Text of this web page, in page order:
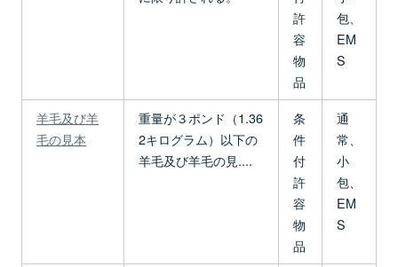
許
容
物
品
包、
EM
S
羊毛及び羊
毛の見本
重量が３ポンド（1.36
2キログラム）以下の
羊毛及び羊毛の見....
条
件
付
許
容
物
品
通
常、
小
包、
EM
S